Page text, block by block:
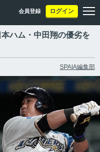
会員登録 ログイン
ハム・中田翔の優劣を
SPAIA編集部